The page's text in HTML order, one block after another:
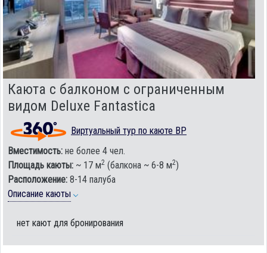
Каюта с балконом c ограниченным
видом Deluxe Fantastica
Виртуальный тур по каюте BP
Вместимость: не более 4 чел.
Площадь каюты: ~ 17 м2 (балкона ~ 6-8 м2)
Расположение: 8-14 палуба
Описание каюты
нет кают для бронирования